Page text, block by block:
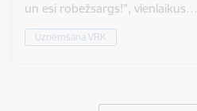
un esi robežsargs!”, vienlaikus…
Uzņemšana VRK